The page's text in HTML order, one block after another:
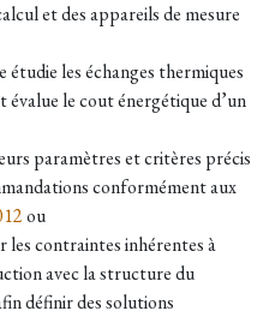
et des appareils de mesure
les échanges thermiques
le cout énergétique d’un
paramètres et critères précis
conformément aux
ou
les contraintes inhérentes à
avec la structure du
définir des solutions